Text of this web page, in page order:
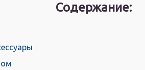
Содержание: